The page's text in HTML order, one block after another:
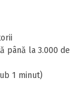
până la 3.000 de
1 minut)